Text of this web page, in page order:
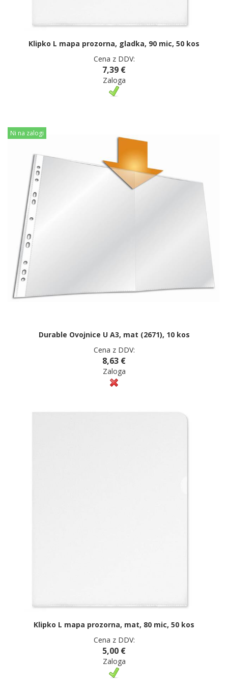
Klipko L mapa prozorna, gladka, 90 mic, 50 kos
Cena z DDV:
7,39 €
Zaloga
Ni na zalogi
Durable Ovojnice U A3, mat (2671), 10 kos
Cena z DDV:
8,63 €
Zaloga
Klipko L mapa prozorna, mat, 80 mic, 50 kos
Cena z DDV:
5,00 €
Zaloga